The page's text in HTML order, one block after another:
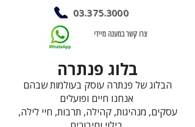
03.375.3000
צרו קשר במענה מיידי
בלוג פנתרה
הבלוג של פנתרה עוסק בעולמות שבהם
עסקים, מנהיגות, קהילה, תרבות, חיי לילה,